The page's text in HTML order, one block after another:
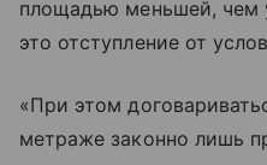
площадью меньшей, чем
это отступление от
«При этом
метраже законно лишь